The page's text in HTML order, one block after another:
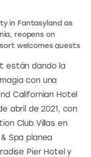
in Fantasyland as
reopens on
welcomes guests
Park and
(Richard
están dando la
con una
Californian Hotel
abril de 2021, con
Club Villas en
Spa planea
Pier Hotel y